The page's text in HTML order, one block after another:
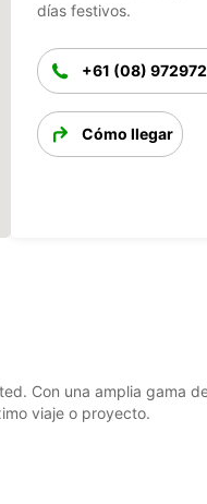
días festivos.
+61 (08)
Cómo llegar
Con una amplia gama
viaje o proyecto.